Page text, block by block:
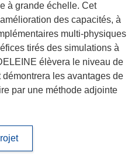
à grande échelle. Cet
des capacités, à
multi-physiques
tirés des simulations à
élèvera le niveau de
les avantages de
par une méthode adjointe